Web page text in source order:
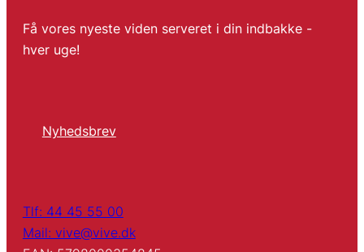
Få vores nyeste viden serveret i din indbakke -
hver uge!
Nyhedsbrev
Tlf: 44 45 55 00
Mail: vive@vive.dk